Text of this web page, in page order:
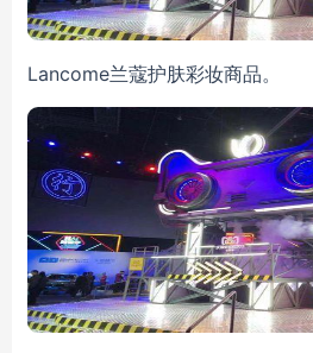
Lancome兰蔻护肤彩妆商品。